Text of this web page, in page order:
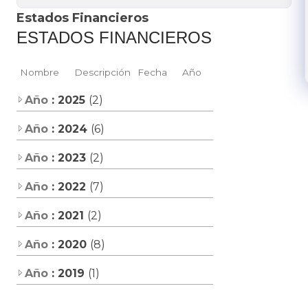
Estados Financieros
ESTADOS FINANCIEROS
Nombre Descripción Fecha Año
Año : 2025 (2)
Año : 2024 (6)
Año : 2023 (2)
Año : 2022 (7)
Año : 2021 (2)
Año : 2020 (8)
Año : 2019 (1)